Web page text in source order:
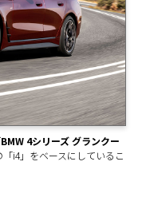
BMW 4シリーズ グランクー
i4」をベースにしているこ